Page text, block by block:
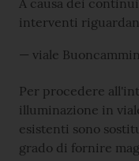
interventi
viale
Per procedere
illuminazione in
esistenti sono
grado di fornire